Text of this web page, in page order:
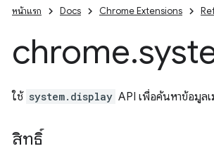
หน้าแรก Docs Chrome Extensions
chrome.
ใช้ system.display API เพื่อค้นหาข้อมูล
สิทธิ์